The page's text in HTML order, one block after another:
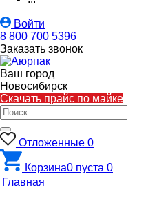
Войти
8 800 700 5396
Заказать звонок
Ваш город
Новосибирск
Скачать прайс по майке
Отложенные 0
Корзина0 пуста 0
Главная